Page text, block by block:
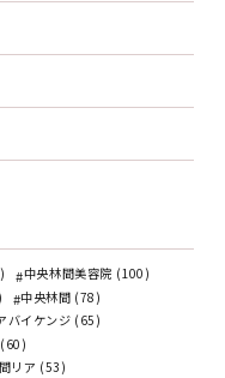
中央林間美容院 (100)
中央林間 (78)
バイケンジ (65)
リア (53)